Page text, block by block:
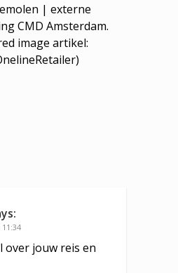
| externe
CMD Amsterdam.
image artikel:
over jouw reis en